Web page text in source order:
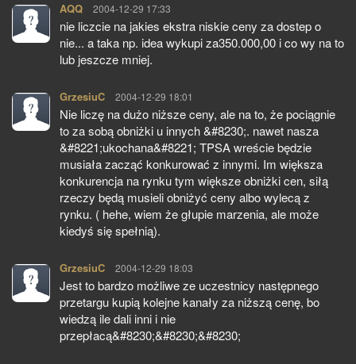
AQQ pisze:
2004-12-29 17:33
nie liczcie na jakies ekstra niskie ceny za dostep o
nie... a taka np. idea wykupi za350.000,00 i co wy na to
lub jeszcze mniej.
GrzesiuC pisze:
2004-12-29 18:01
Nie liczę na dużo niższe ceny, ale na to, że pociągnie
to za sobą obniżki u innych &#8230;. nawet nasza
&#8221;ukochana&#8221; TPSA wreście będzie
musiała zacząć konkurować z innymi. Im większa
konkurencja na rynku tym większe obniżki cen, siłą
rzeczy będą musieli obniżyć ceny albo wylecą z
rynku. ( hehe, wiem że głupie marzenia, ale może
kiedyś się spełnią).
GrzesiuC pisze:
2004-12-29 18:03
Jest to bardzo możliwe ze uczestnicy następnego
przetargu kupią kolejne kanały za niższą cenę, bo
wiedzą ile dali inni i nie
przepłacą&#8230;&#8230;&#8230;